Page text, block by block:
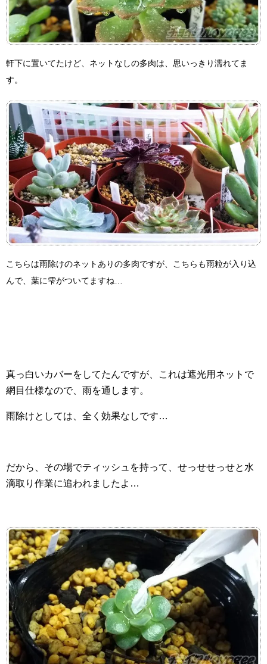
軒下に置いてたけど、ネットなしの多肉は、思いっきり濡れてま
す。
こちらは雨除けのネットありの多肉ですが、こちらも雨粒が入り込
んで、葉に雫がついてますね…
真っ白いカバーをしてたんですが、これは遮光用ネットで
網目仕様なので、雨を通します。
雨除けとしては、全く効果なしです…
だから、その場でティッシュを持って、せっせせっせと水
滴取り作業に追われましたよ…